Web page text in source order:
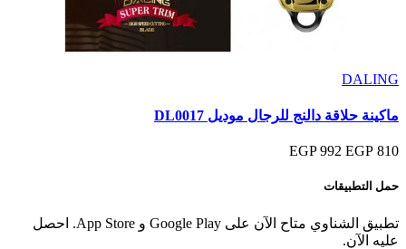
DALING
ماكينة حلاقة دالنج للرجال موديل DL0017
810 EGP
992 EGP
حمل التطبيقات
تطبيق الشناوي متاح الآن على Google Play و App Store. احصل
عليه الآن.